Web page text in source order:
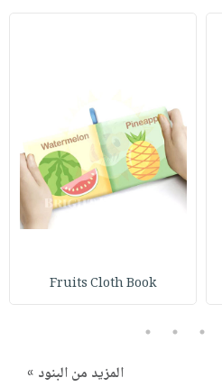
Fruits Cloth Book
3
4
5
المزيد من البنود »